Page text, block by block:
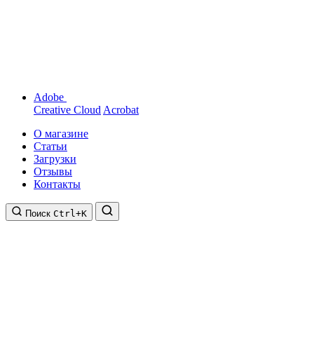
Adobe
Creative Cloud Acrobat
О магазине
Статьи
Загрузки
Отзывы
Контакты
Поиск Ctrl+K